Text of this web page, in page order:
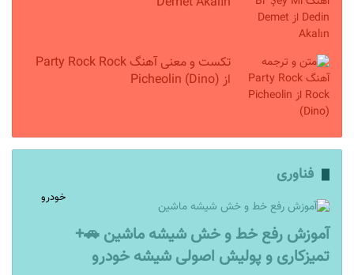
تکست و معنی آهنگ Party Rock Rock
از Picheolin (Dino)
فناوری
خودرو
آموزش رفع خط و خش شیشه ماشین 🚗+
تمیزکاری و پولیش اصولی شیشه خودرو